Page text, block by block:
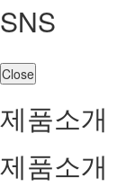
SNS
Close
제품소개
제품소개